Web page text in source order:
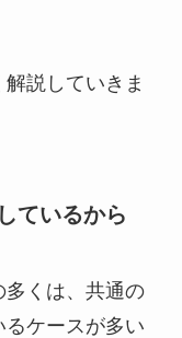
説していきま
ているから
くは、共通の
ケースが多い